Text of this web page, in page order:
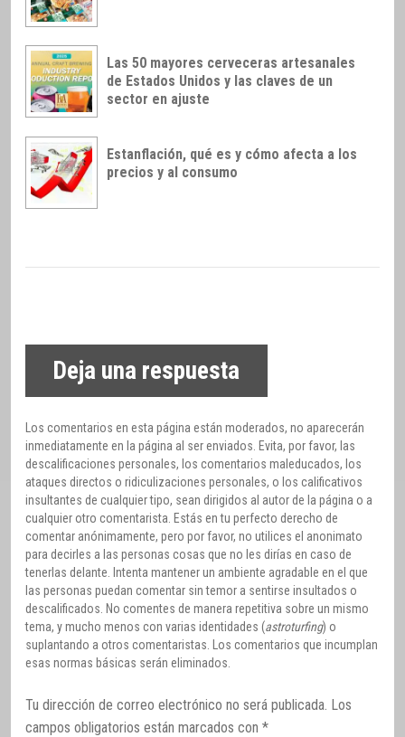
Las 50 mayores cerveceras artesanales
de Estados Unidos y las claves de un
sector en ajuste
Estanflación, qué es y cómo afecta a los
precios y al consumo
Deja una respuesta
Los comentarios en esta página están moderados, no aparecerán
inmediatamente en la página al ser enviados. Evita, por favor, las
descalificaciones personales, los comentarios maleducados, los
ataques directos o ridiculizaciones personales, o los calificativos
insultantes de cualquier tipo, sean dirigidos al autor de la página o a
cualquier otro comentarista. Estás en tu perfecto derecho de
comentar anónimamente, pero por favor, no utilices el anonimato
para decirles a las personas cosas que no les dirías en caso de
tenerlas delante. Intenta mantener un ambiente agradable en el que
las personas puedan comentar sin temor a sentirse insultados o
descalificados. No comentes de manera repetitiva sobre un mismo
tema, y mucho menos con varias identidades (astroturfing) o
suplantando a otros comentaristas. Los comentarios que incumplan
esas normas básicas serán eliminados.
Tu dirección de correo electrónico no será publicada. Los
campos obligatorios están marcados con *